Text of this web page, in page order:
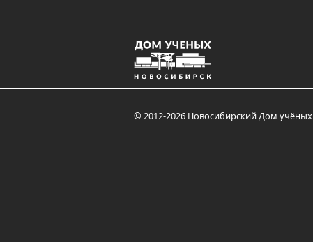
© 2012-2026 Новосибирский Дом учёных